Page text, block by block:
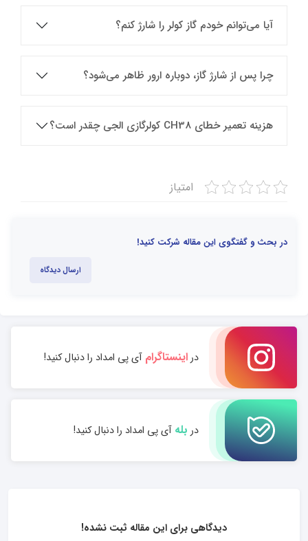
آیا می‌توانم خودم گاز کولر را شارژ کنم؟
چرا پس از شارژ گاز، دوباره ارور ظاهر می‌شود؟
هزینه تعمیر خطای CH38 کولرگازی الجی چقدر است؟
امتیاز
در بحث و گفتگوی این مقاله شرکت کنید!
ارسال دیدگاه
دراینستاگرامآی پی امداد را دنبال کنید!
در بلهآی پی امداد را دنبال کنید!
دیدگاهی برای این مقاله ثبت نشده!